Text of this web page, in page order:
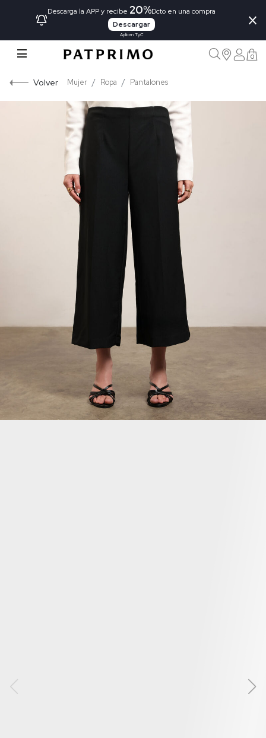
Descarga la APP y recibe 20%Dcto en una compra
Descargar
Aplican TyC
×
0
Volver Mujer Ropa Pantalones